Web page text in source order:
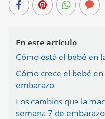
En este artículo
Cómo está el bebé en
Cómo crece el bebé
embarazo
Los cambios que la
semana 7 de embarazo